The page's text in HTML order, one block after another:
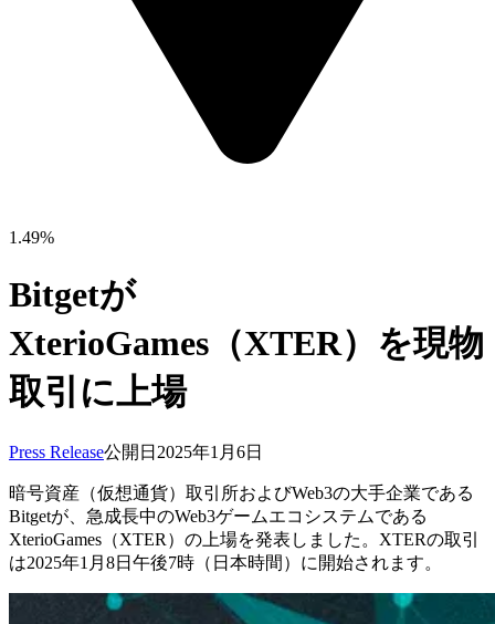
1.49%
Bitgetが
XterioGames（XTER）を現物
取引に上場
Press Release公開日 2025年1月6日
暗号資産（仮想通貨）取引所およびWeb3の大手企業である
Bitgetが、急成長中のWeb3ゲームエコシステムである
XterioGames（XTER）の上場を発表しました。XTERの取引
は2025年1月8日午後7時（日本時間）に開始されます。